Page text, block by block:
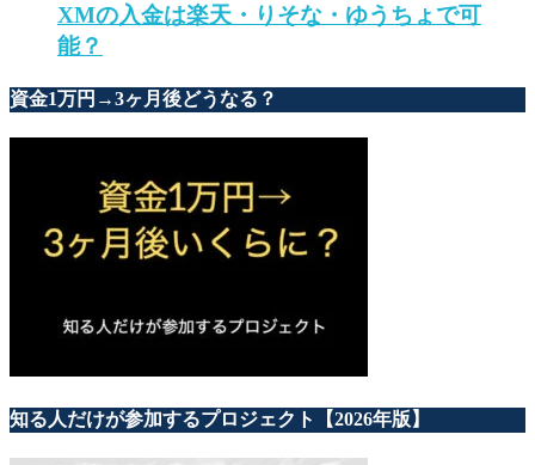
XMの入金は楽天・りそな・ゆうちょで可
能？
資金1万円→3ヶ月後どうなる？
知る人だけが参加するプロジェクト【2026年版】